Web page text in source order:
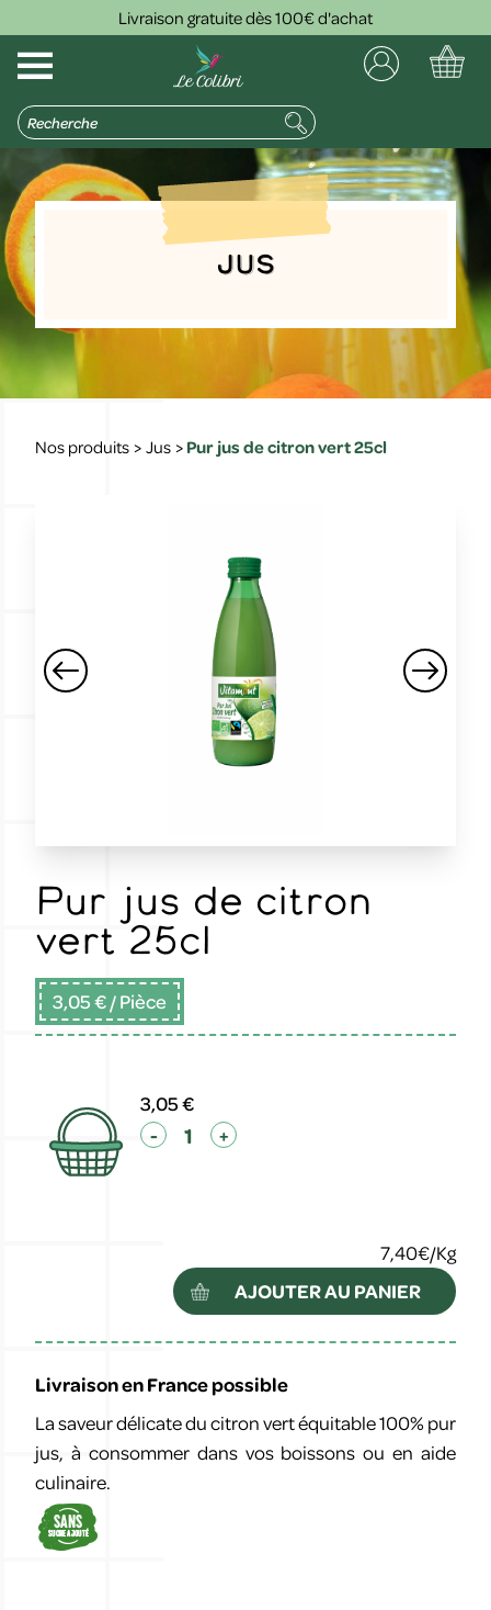
Livraison gratuite dès 100€ d'achat
Jus
Nos produits > Jus > Pur jus de citron vert 25cl
Pur jus de citron
vert 25cl
3,05 €/ Pièce
3,05 €
- +
7,40€/Kg
AJOUTER AU PANIER
Livraison en France possible
La saveur délicate du citron vert équitable 100% pur
jus, à consommer dans vos boissons ou en aide
culinaire.